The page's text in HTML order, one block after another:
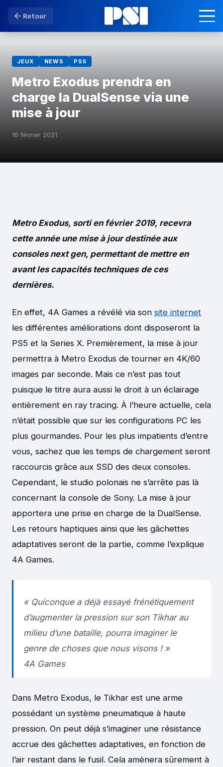
Retour
JEUX NEWS PS5
Metro Exodus prendra en
charge la DualSense via une
mise à jour
16 février 2021
Metro Exodus, sorti en février 2019, recevra
cette année une mise à jour destinée aux
consoles next gen, permettant de mettre en
avant les capacités techniques de ces
dernières.
En effet, 4A Games a révélé via son site internet
les différentes améliorations dont disposeront la
PS5 et la Series X. Premièrement, la mise à jour
permettra à Metro Exodus de tourner en 4K/60
images par seconde. Mais ce n’est pas tout
puisque le titre aura aussi le droit à un éclairage
entièrement en ray tracing. À l’heure actuelle, cela
n’était possible que sur les configurations PC les
plus gourmandes. Pour les plus impatients d’entre
vous, sachez que les temps de chargement seront
raccourcis grâce aux SSD des deux consoles.
Cependant, le studio polonais ne s’arrête pas là
concernant la console de Sony. La mise à jour
apportera une prise en charge de la DualSense.
Les retours haptiques ainsi que les gâchettes
adaptatives seront de la partie, comme l’explique
4A Games.
« Quiconque a déjà essayé frénétiquement
d’augmenter la pression sur son Tikhar au
milieu d’une bataille, pourra imaginer le
genre de choses que nous visons ! »
4A Games
Dans Metro Exodus, le Tikhar est une arme
possédant un système pneumatique à haute
pression. On peut déjà s’imaginer une résistance
accrue des gâchettes adaptatives, en fonction de
l’air restant dans le fusil. Cela amènera sûrement à